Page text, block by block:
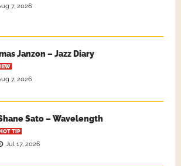
7, 2026
Janzon – Jazz Diary
7, 2026
Sato – Wavelength
HOT TIP
Jul 17, 2026